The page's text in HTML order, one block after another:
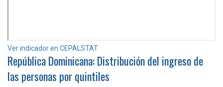
Ver indicador en CEPALSTAT
República Dominicana: Distribución del ingreso de
las personas por quintiles